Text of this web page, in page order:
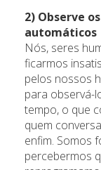
2) Observe
automáticos
Nós, seres
ficarmos
pelos nossos
para observá-
tempo, o que
quem
enfim. Somos
percebermos